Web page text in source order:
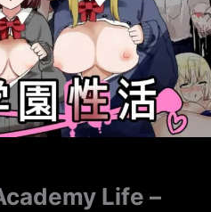
Life –